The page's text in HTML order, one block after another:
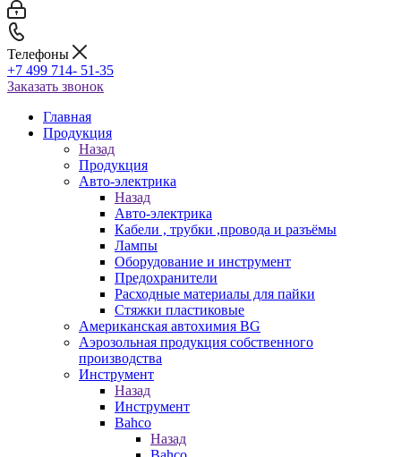
Телефоны
+7 499 714- 51-35
Заказать звонок
Главная
Продукция
Назад
Продукция
Авто-электрика
Назад
Авто-электрика
Кабели , трубки ,провода и разъёмы
Лампы
Оборудование и инструмент
Предохранители
Расходные материалы для пайки
Стяжки пластиковые
Американская автохимия BG
Аэрозольная продукция собственного
производства
Инструмент
Назад
Инструмент
Bahco
Назад